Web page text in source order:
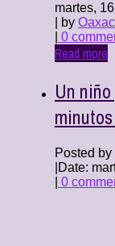
martes,
| by
0
Read more
Un
Posted by
Date:
0